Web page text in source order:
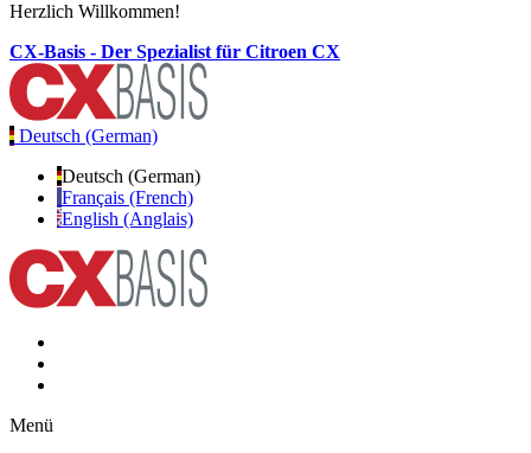
Herzlich Willkommen!
CX-Basis - Der Spezialist für Citroen CX
Deutsch (German)
Deutsch (German)
Français (French)
English (Anglais)
Menü